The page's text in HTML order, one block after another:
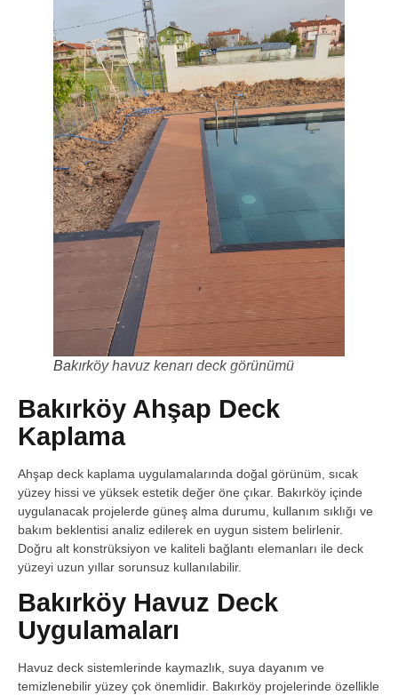
Bakırköy havuz kenarı deck görünümü
Bakırköy Ahşap Deck
Kaplama
Ahşap deck kaplama uygulamalarında doğal görünüm, sıcak
yüzey hissi ve yüksek estetik değer öne çıkar. Bakırköy içinde
uygulanacak projelerde güneş alma durumu, kullanım sıklığı ve
bakım beklentisi analiz edilerek en uygun sistem belirlenir.
Doğru alt konstrüksiyon ve kaliteli bağlantı elemanları ile deck
yüzeyi uzun yıllar sorunsuz kullanılabilir.
Bakırköy Havuz Deck
Uygulamaları
Havuz deck sistemlerinde kaymazlık, suya dayanım ve
temizlenebilir yüzey çok önemlidir. Bakırköy projelerinde özellikle